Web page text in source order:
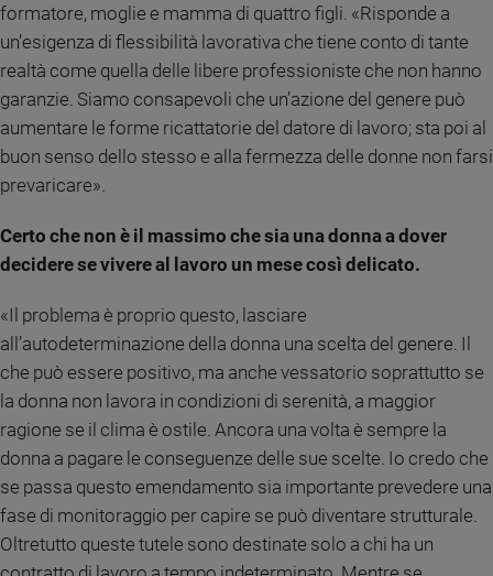
Ambiente
e
Creato
Volontariato
valore
della
settimana
Diversità
e
inclusione
Costume
e
spettacoli
Sanremo
2026
formatore, moglie e mamma di quattro figli. «Risponde a
un’esigenza di flessibilità lavorativa che tiene conto di tante
realtà come quella delle libere professioniste che non hanno
garanzie. Siamo consapevoli che un’azione del genere può
aumentare le forme ricattatorie del datore di lavoro; sta poi al
buon senso dello stesso e alla fermezza delle donne non farsi
prevaricare».
Certo che non è il massimo che sia una donna a dover
decidere se vivere al lavoro un mese così delicato.
«Il problema è proprio questo, lasciare
all’autodeterminazione della donna una scelta del genere. Il
che può essere positivo, ma anche vessatorio soprattutto se
la donna non lavora in condizioni di serenità, a maggior
ragione se il clima è ostile. Ancora una volta è sempre la
donna a pagare le conseguenze delle sue scelte. Io credo che
se passa questo emendamento sia importante prevedere una
fase di monitoraggio per capire se può diventare strutturale.
Oltretutto queste tutele sono destinate solo a chi ha un